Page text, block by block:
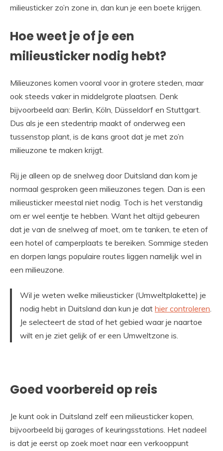
milieusticker zo’n zone in, dan kun je een boete krijgen.
Hoe weet je of je een
milieusticker nodig hebt?
Milieuzones komen vooral voor in grotere steden, maar
ook steeds vaker in middelgrote plaatsen. Denk
bijvoorbeeld aan: Berlin, Köln, Düsseldorf en Stuttgart.
Dus als je een stedentrip maakt of onderweg een
tussenstop plant, is de kans groot dat je met zo’n
milieuzone te maken krijgt.
Rij je alleen op de snelweg door Duitsland dan kom je
normaal gesproken geen milieuzones tegen. Dan is een
milieusticker meestal niet nodig. Toch is het verstandig
om er wel eentje te hebben. Want het altijd gebeuren
dat je van de snelweg af moet, om te tanken, te eten of
een hotel of camperplaats te bereiken. Sommige steden
en dorpen langs populaire routes liggen namelijk wel in
een milieuzone.
Wil je weten welke milieusticker (Umweltplakette) je
nodig hebt in Duitsland dan kun je dat hier controleren.
Je selecteert de stad of het gebied waar je naartoe
wilt en je ziet gelijk of er een Umweltzone is.
Goed voorbereid op reis
Je kunt ook in Duitsland zelf een milieusticker kopen,
bijvoorbeeld bij garages of keuringsstations. Het nadeel
is dat je eerst op zoek moet naar een verkooppunt